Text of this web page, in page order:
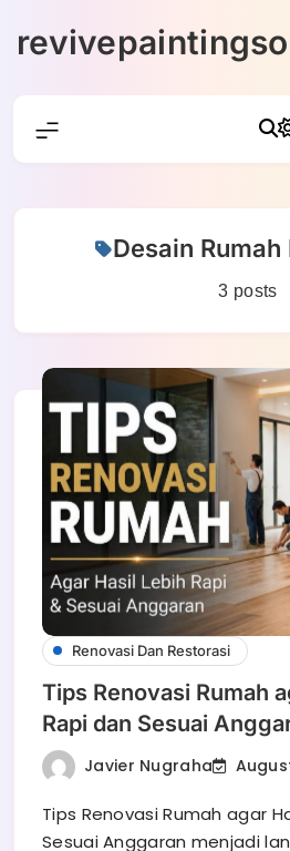
Desain
3 posts
Renovasi Dan Restorasi
Tips Renovasi Rumah
Rapi dan Sesuai
Javier Nugraha
Tips Renovasi Rumah agar
Sesuai Anggaran menjadi